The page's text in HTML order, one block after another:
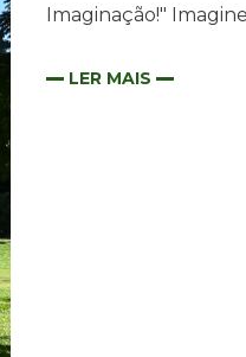
Imaginação!"
LER MAIS